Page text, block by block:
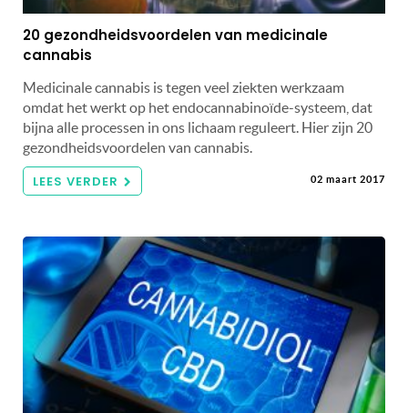
20 gezondheidsvoordelen van medicinale
cannabis
Medicinale cannabis is tegen veel ziekten werkzaam
omdat het werkt op het endocannabinoïde-systeem, dat
bijna alle processen in ons lichaam reguleert. Hier zijn 20
gezondheidsvoordelen van cannabis.
LEES VERDER 02 maart 2017